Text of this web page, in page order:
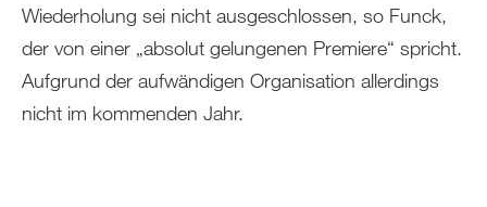
Wiederholung sei nicht ausgeschlossen, so Funck,
der von einer „absolut gelungenen Premiere“ spricht.
Aufgrund der aufwändigen Organisation allerdings
nicht im kommenden Jahr.